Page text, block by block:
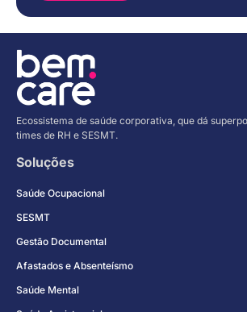
Ecossistema de saúde corporativa, que dá
times de RH e SESMT.
Soluções
Saúde Ocupacional
SESMT
Gestão Documental
Afastados e Absenteísmo
Saúde Mental